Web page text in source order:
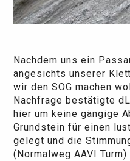
Nachdem uns ein
angesichts unserer
wir den SOG machen
Nachfrage bestätigte
hier um keine gängige
Grundstein für einen
gelegt und die
(Normalweg AAVI